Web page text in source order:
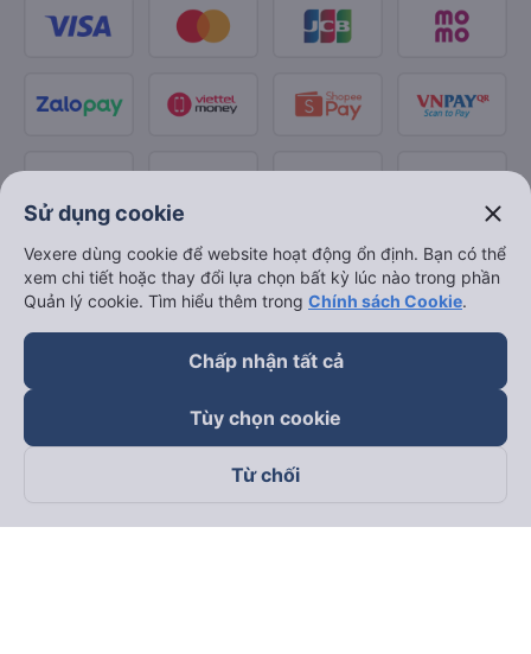
Theo dõi chúng tôi trên
Sử dụng cookie close
Vexere dùng cookie để website hoạt động ổn định. Bạn có thể
xem chi tiết hoặc thay đổi lựa chọn bất kỳ lúc nào trong phần
Quản lý cookie. Tìm hiểu thêm trong Chính sách Cookie.
Chấp nhận tất cả
Tùy chọn cookie
Từ chối